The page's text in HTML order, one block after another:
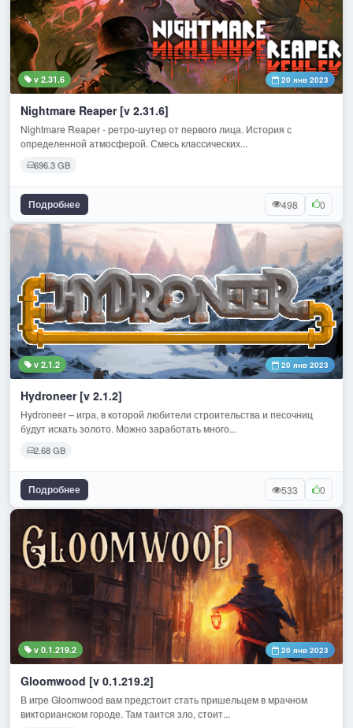
v 2.31.6 20 янв 2023
Nightmare Reaper [v 2.31.6]
Nightmare Reaper - ретро-шутер от первого лица. История с
определенной атмосферой. Смесь классических...
696.3 GB
Подробнее 498 0
v 2.1.2 20 янв 2023
Hydroneer [v 2.1.2]
Hydroneer – игра, в которой любители строительства и песочниц
будут искать золото. Можно заработать много...
2.68 GB
Подробнее 533 0
v 0.1.219.2 20 янв 2023
Gloomwood [v 0.1.219.2]
В игре Gloomwood вам предстоит стать пришельцем в мрачном
викторианском городе. Там таится зло, стоит...